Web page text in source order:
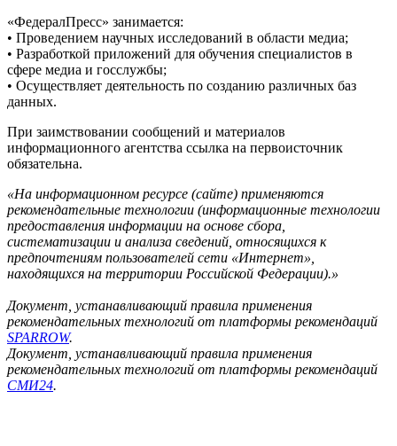
«ФедералПресс» занимается:
• Проведением научных исследований в области медиа;
• Разработкой приложений для обучения специалистов в
сфере медиа и госслужбы;
• Осуществляет деятельность по созданию различных баз
данных.
При заимствовании сообщений и материалов
информационного агентства ссылка на первоисточник
обязательна.
«На информационном ресурсе (сайте) применяются
рекомендательные технологии (информационные технологии
предоставления информации на основе сбора,
систематизации и анализа сведений, относящихся к
предпочтениям пользователей сети «Интернет»,
находящихся на территории Российской Федерации).»
Документ, устанавливающий правила применения
рекомендательных технологий от платформы рекомендаций
SPARROW.
Документ, устанавливающий правила применения
рекомендательных технологий от платформы рекомендаций
СМИ24.